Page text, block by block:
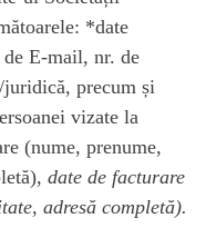
*date
de E-mail, nr. de
precum și
vizate la
(nume, prenume,
date de facturare
adresă completă).